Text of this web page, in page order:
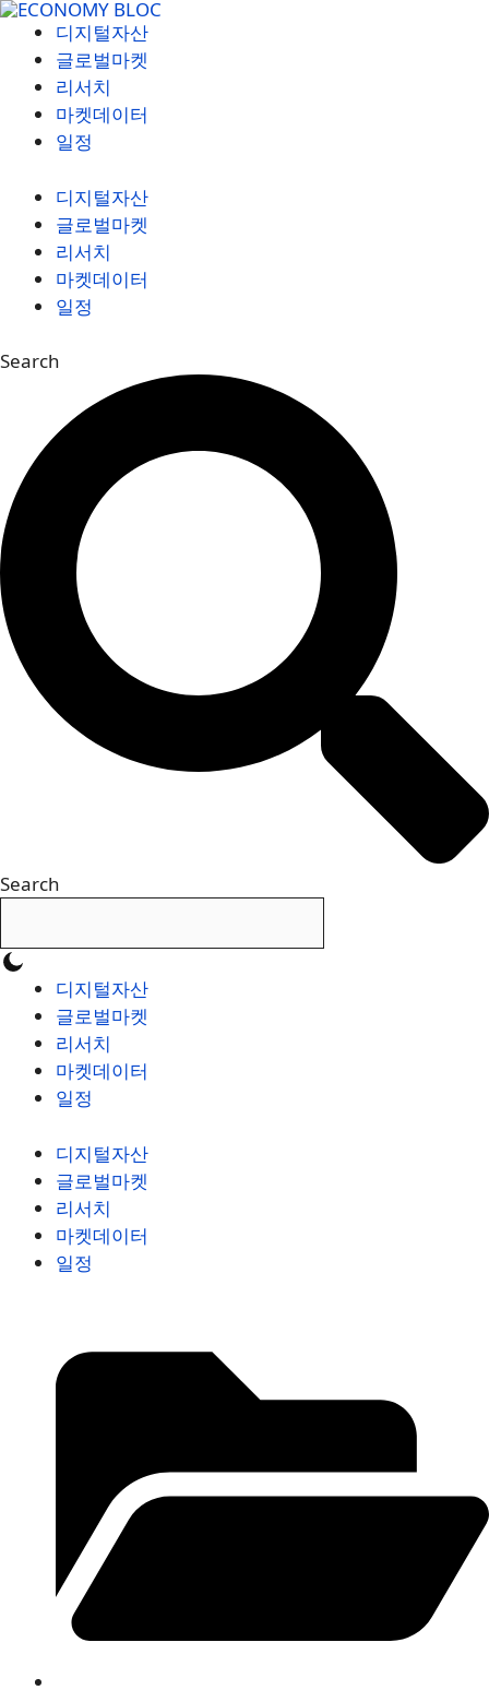
컨
디지털자산
글로벌마켓
리서치
마켓데이터
일정
디지털자산
글로벌마켓
리서치
마켓데이터
일정
Search
Search
디지털자산
글로벌마켓
리서치
마켓데이터
일정
디지털자산
글로벌마켓
리서치
마켓데이터
일정